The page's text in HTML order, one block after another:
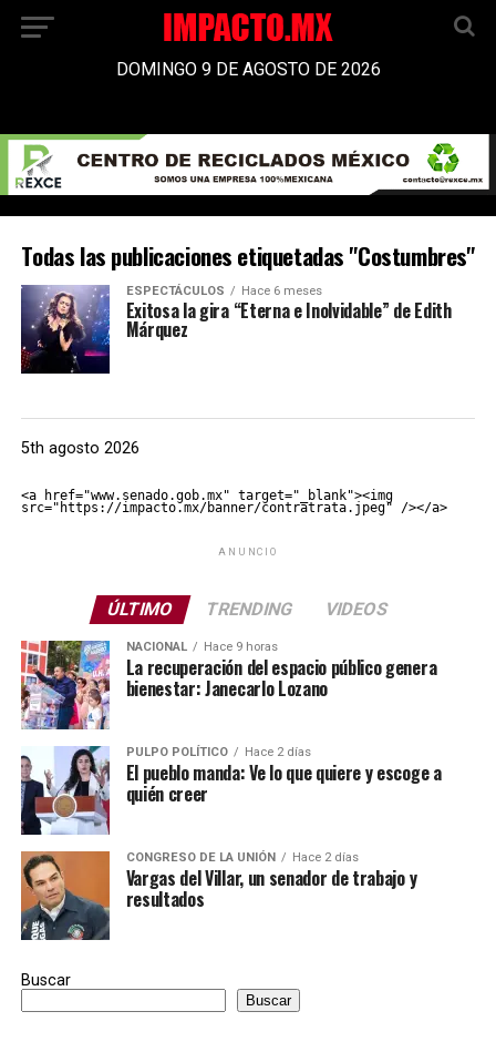
DOMINGO 9 DE AGOSTO DE 2026
Todas las publicaciones etiquetadas "Costumbres"
ESPECTÁCULOS Hace 6 meses
Exitosa la gira “Eterna e Inolvidable” de Edith
Márquez
5th agosto 2026
<a href="www.senado.gob.mx" target="_blank"><img
src="https://impacto.mx/banner/contratrata.jpeg" /></a>
ANUNCIO
ÚLTIMO TRENDING VIDEOS
NACIONAL Hace 9 horas
La recuperación del espacio público genera
bienestar: Janecarlo Lozano
PULPO POLÍTICO Hace 2 días
El pueblo manda: Ve lo que quiere y escoge a
quién creer
CONGRESO DE LA UNIÓN Hace 2 días
Vargas del Villar, un senador de trabajo y
resultados
Buscar
Buscar